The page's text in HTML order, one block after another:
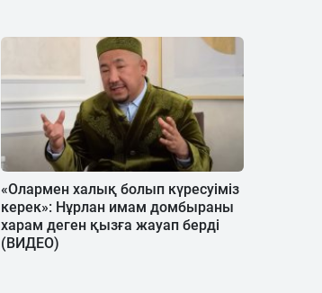
«Олармен халық болып күресуіміз
керек»: Нұрлан имам домбыраны
харам деген қызға жауап берді
(ВИДЕО)